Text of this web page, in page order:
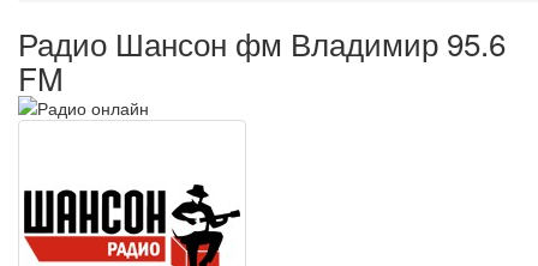
Радио Шансон фм Владимир 95.6
FM